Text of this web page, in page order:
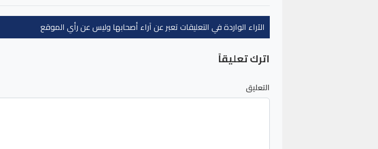
الآراء الواردة في التعليقات تعبر عن آراء أصحابها وليس عن رأي الموقع
اترك تعليقاً
التعليق